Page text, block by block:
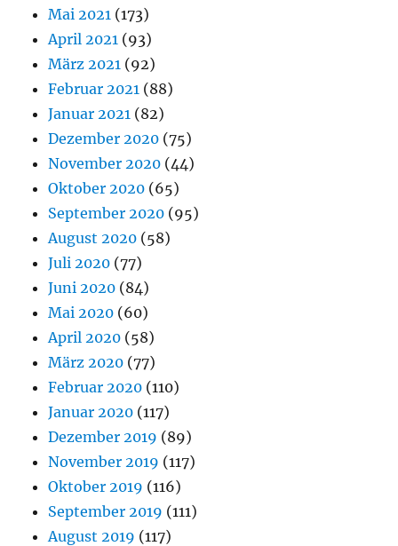
Mai 2021 (173)
April 2021 (93)
März 2021 (92)
Februar 2021 (88)
Januar 2021 (82)
Dezember 2020 (75)
November 2020 (44)
Oktober 2020 (65)
September 2020 (95)
August 2020 (58)
Juli 2020 (77)
Juni 2020 (84)
Mai 2020 (60)
April 2020 (58)
März 2020 (77)
Februar 2020 (110)
Januar 2020 (117)
Dezember 2019 (89)
November 2019 (117)
Oktober 2019 (116)
September 2019 (111)
August 2019 (117)